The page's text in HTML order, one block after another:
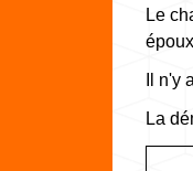
Le
Il n'y
La